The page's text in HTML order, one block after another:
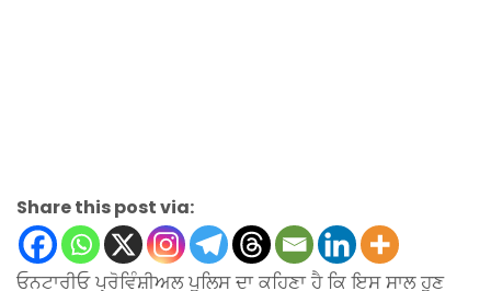
Share this post via:
ਓਨਟਾਰੀਓ ਪ੍ਰੋਵਿੰਸ਼ੀਅਲ ਪੁਲਿਸ ਦਾ ਕਹਿਣਾ ਹੈ ਕਿ ਇਸ ਸਾਲ ਹੁਣ